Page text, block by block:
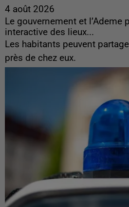
4 août 2026
Le gouvernement et l’Ademe
interactive des lieux...
Les habitants peuvent
près de chez eux.